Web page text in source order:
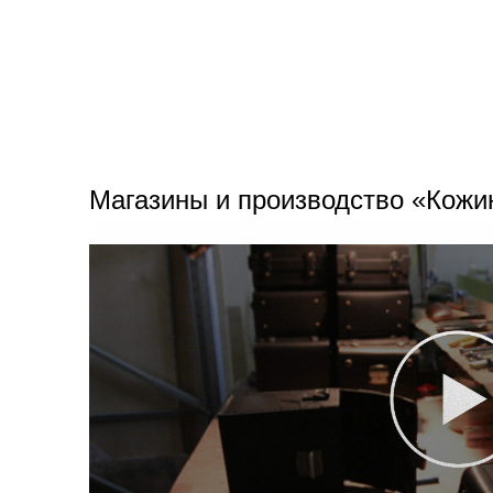
Магазины и производство